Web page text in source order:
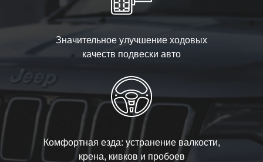
Значительное улучшение ходовых
качеств подвески авто
Комфортная езда: устранение валкости,
крена, кивков и пробоев